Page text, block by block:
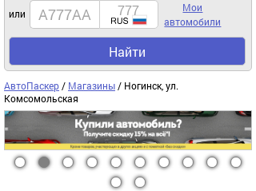
или
Мои
автомобили
Найти
АвтоПаскер / Магазины / Ногинск, ул.
Комсомольская
1 3 4 5 6 7 8 9
10
11
12